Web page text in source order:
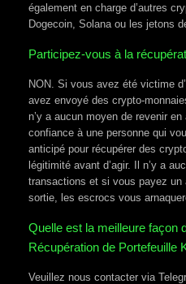
également en charge d’autres
Dogecoin, Solana ou les jetons
Participez-vous à la
NON. Si vous avez été victime
avez envoyé des crypto-
n’y a aucun moyen de revenir
confiance à une personne qui
anticipé pour récupérer des
légitimité avant d’agir. Il n’y a
transactions et si vous payez un
sortie, les escrocs vous
Quelle est la meilleure façon
Récupération de Portefeuille
Veuillez nous contacter via